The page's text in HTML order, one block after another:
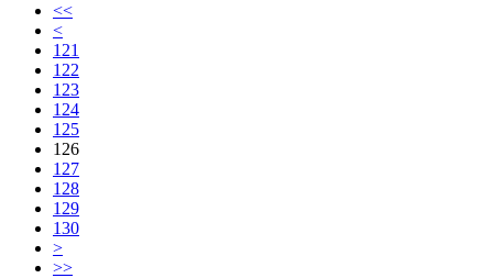
<<
<
121
122
123
124
125
126
127
128
129
130
>
>>